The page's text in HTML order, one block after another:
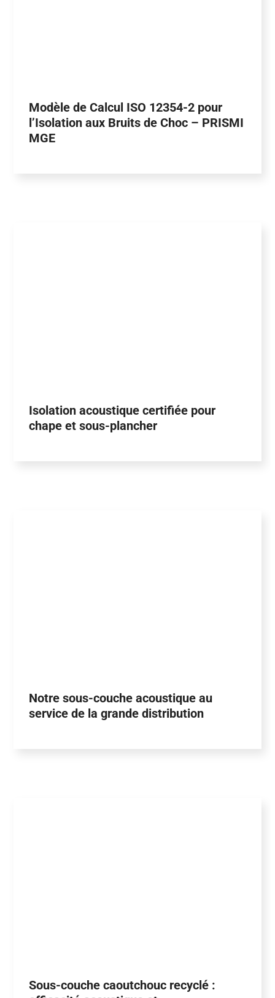
Modèle de Calcul ISO 12354-2 pour
l’Isolation aux Bruits de Choc – PRISMI
MGE
Isolation acoustique certifiée pour
chape et sous-plancher
Notre sous-couche acoustique au
service de la grande distribution
Sous-couche caoutchouc recyclé :